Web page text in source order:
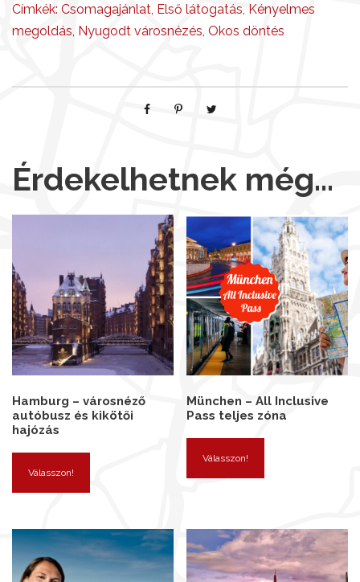
é
Címkék: Csomagajánlat Első látogatás Kényelmes
megoldás Nyugodt városnézés Okos döntés
Érdekelhetnek még…
Hamburg – városnéző
autóbusz és kikötői
hajózás
Válasszon!
München – All Inclusive
Pass teljes zóna
Válasszon!